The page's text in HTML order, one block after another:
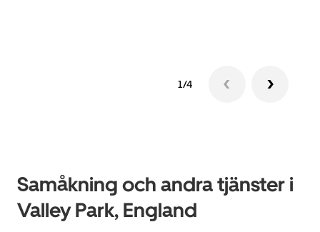
1/4
Samåkning och andra tjänster i
Valley Park, England